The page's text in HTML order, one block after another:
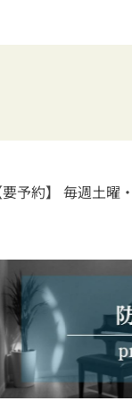
予約】 毎週土曜